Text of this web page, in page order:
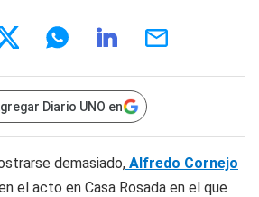
Diario UNO en
demasiado, Alfredo Cornejo
el acto en Casa Rosada en el que